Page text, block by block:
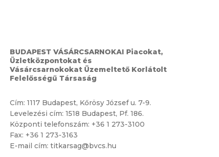
BUDAPEST VÁSÁRCSARNOKAI Piacokat,
Üzletközpontokat és
Vásárcsarnokokat Üzemeltető Korlátolt
Felelősségű Társaság
Cím: 1117 Budapest, Kőrösy József u. 7-9.
Levelezési cím: 1518 Budapest, Pf. 186.
Központi telefonszám: +36 1 273-3100
Fax: +36 1 273-3163
E-mail cím: titkarsag@bvcs.hu